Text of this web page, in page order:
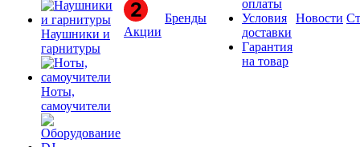
Наушники и
гарнитуры
Ноты,
самоучители
Акции
Бренды
оплаты
Условия
доставки
Гарантия
на товар
Новости